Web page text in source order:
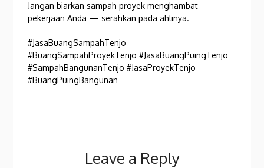
Jangan biarkan sampah proyek menghambat
pekerjaan Anda — serahkan pada ahlinya.
#JasaBuangSampahTenjo
#BuangSampahProyekTenjo #JasaBuangPuingTenjo
#SampahBangunanTenjo #JasaProyekTenjo
#BuangPuingBangunan
Leave a Reply